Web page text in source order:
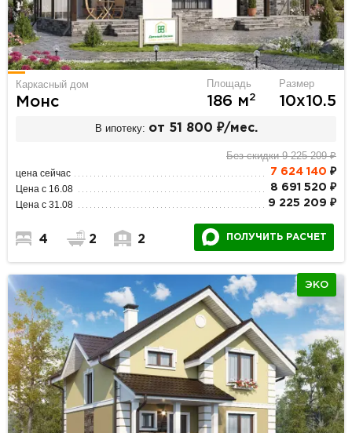
Каркасный дом
Монс
Площадь
186 м2
Размер
10х10.5
В ипотеку: от 51 800 ₽/мес.
Без скидки 9 225 209 ₽
цена сейчас 7 624 140 ₽
Цена с 16.08 8 691 520 ₽
Цена с 31.08 9 225 209 ₽
4 2 2 ПОЛУЧИТЬ РАСЧЕТ
ЭКО